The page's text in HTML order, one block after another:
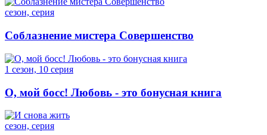
сезон, серия
Соблазнение мистера Совершенство
1 сезон, 10 серия
О, мой босс! Любовь - это бонусная книга
сезон, серия